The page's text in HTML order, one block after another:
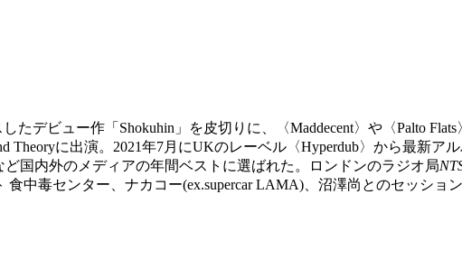
デビュー作「Shokuhin」を皮切りに、〈Maddecent〉や〈Palto
に出演。2021年7月にUKのレーベル〈Hyperdub〉から最新アル
ど国内外のメディアの年間ベストに選ばれた。ロンドンのラジオ局
中毒センター、ナカコー(ex.supercar LAMA)、沼澤尚とのセッショ